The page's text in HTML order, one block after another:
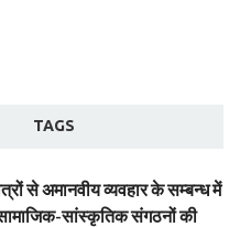
TAGS
से अमानवीय व्यवहार के सम्बन्ध में
सांस्कृतिक संगठनों की